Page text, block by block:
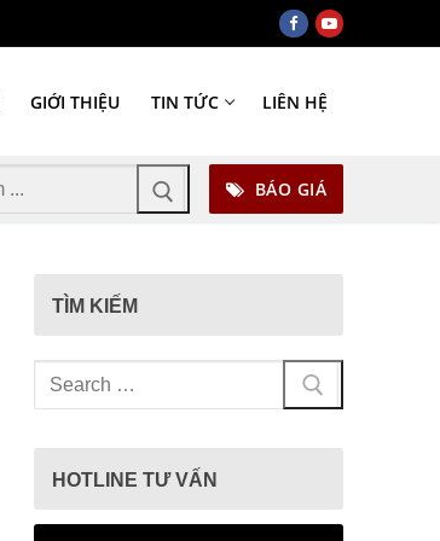
GIỚI THIỆU TIN TỨC LIÊN HỆ
BÁO GIÁ
TÌM KIẾM
Tìm
kiếm
HOTLINE TƯ VẤN